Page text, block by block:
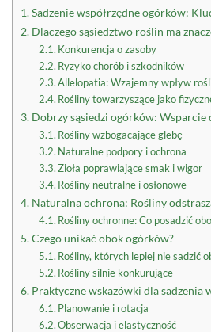
Sadzenie współrzędne ogórków:
Dlaczego sąsiedztwo roślin ma
Konkurencja o zasoby
Ryzyko chorób i szkodników
Allelopatia: Wzajemny wpływ
Rośliny towarzyszące jako
Dobrzy sąsiedzi ogórków:
Rośliny wzbogacające glebę
Naturalne podpory i ochrona
Zioła poprawiające smak i wigor
Rośliny neutralne i osłonowe
Naturalna ochrona: Rośliny
Rośliny ochronne: Co posadzić
Czego unikać obok ogórków?
Rośliny, których lepiej nie sadzić
Rośliny silnie konkurujące
Praktyczne wskazówki dla sadzenia
Planowanie i rotacja
Obserwacja i elastyczność